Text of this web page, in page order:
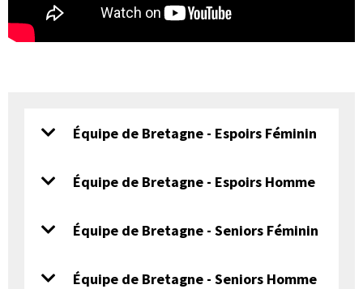
Équipe de Bretagne - Espoirs Féminin
Équipe de Bretagne - Espoirs Homme
Équipe de Bretagne - Seniors Féminin
Équipe de Bretagne - Seniors Homme